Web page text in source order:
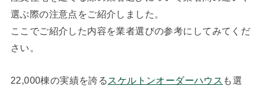
選ぶ際の注意点をご紹介しました。
ここでご紹介した内容を業者選びの参考にしてみてくだ
さい。
22,000棟の実績を誇る スケルトンオーダーハウス も選